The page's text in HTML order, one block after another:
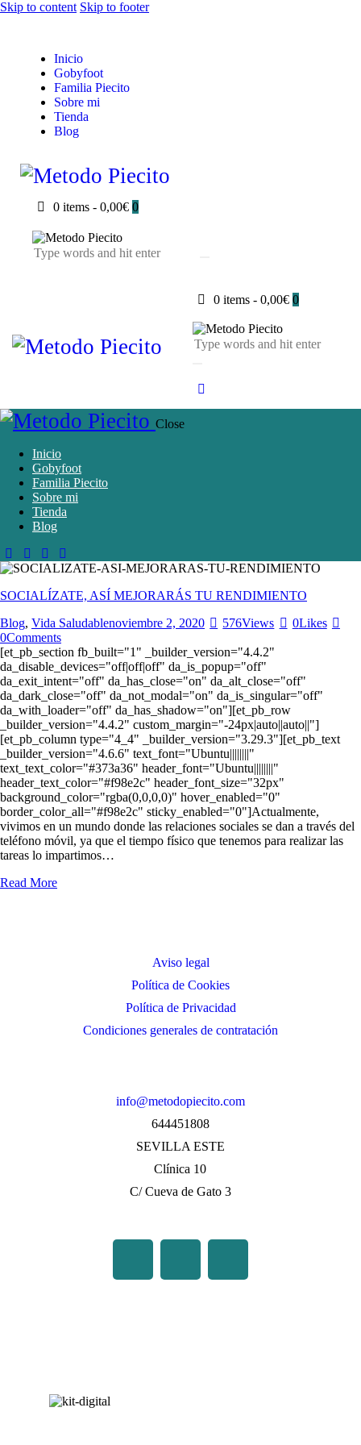
Skip to content Skip to footer
Inicio
Gobyfoot
Familia Piecito
Sobre mi
Tienda
Blog
0 items -0,00€ 0
0 items -0,00€ 0
Close
Inicio
Gobyfoot
Familia Piecito
Sobre mi
Tienda
Blog
SOCIALÍZATE, ASÍ MEJORARÁS TU RENDIMIENTO
Blog, Vida Saludablenoviembre 2, 2020 576Views 0Likes
0Comments
[et_pb_section fb_built="1" _builder_version="4.4.2"
da_disable_devices="off|off|off" da_is_popup="off"
da_exit_intent="off" da_has_close="on" da_alt_close="off"
da_dark_close="off" da_not_modal="on" da_is_singular="off"
da_with_loader="off" da_has_shadow="on"][et_pb_row
_builder_version="4.4.2" custom_margin="-24px|auto||auto||"]
[et_pb_column type="4_4" _builder_version="3.29.3"][et_pb_text
_builder_version="4.6.6" text_font="Ubuntu||||||||"
text_text_color="#373a36" header_font="Ubuntu||||||||"
header_text_color="#f98e2c" header_font_size="32px"
background_color="rgba(0,0,0,0)" hover_enabled="0"
border_color_all="#f98e2c" sticky_enabled="0"]Actualmente,
vivimos en un mundo donde las relaciones sociales se dan a través del
teléfono móvil, ya que el tiempo físico que tenemos para realizar las
tareas lo impartimos…
Read More
Aviso legal
Política de Cookies
Política de Privacidad
Condiciones generales de contratación
info@metodopiecito.com
644451808
SEVILLA ESTE
Clínica 10
C/ Cueva de Gato 3